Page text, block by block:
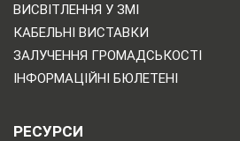
ВИСВІТЛЕННЯ У ЗМІ
КАБЕЛЬНІ ВИСТАВКИ
ЗАЛУЧЕННЯ ГРОМАДСЬКОСТІ
ІНФОРМАЦІЙНІ БЮЛЕТЕНІ
РЕСУРСИ